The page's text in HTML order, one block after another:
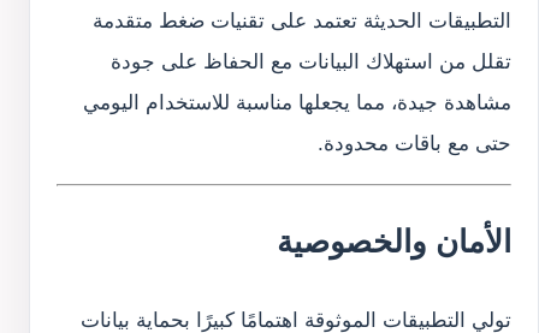
التطبيقات الحديثة تعتمد على تقنيات ضغط متقدمة
تقلل من استهلاك البيانات مع الحفاظ على جودة
مشاهدة جيدة، مما يجعلها مناسبة للاستخدام اليومي
حتى مع باقات محدودة.
الأمان والخصوصية
تولي التطبيقات الموثوقة اهتمامًا كبيرًا بحماية بيانات